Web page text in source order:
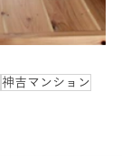
神吉マンション